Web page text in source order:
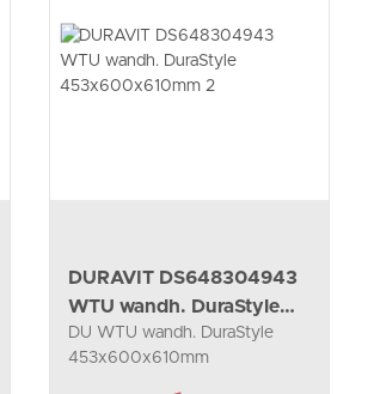
DURAVIT DS648304943
WTU wandh. DuraStyle
453x600x610mm 2
DU WTU wandh. DuraStyle
453x600x610mm